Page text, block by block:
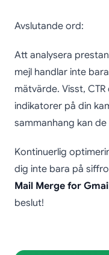
Avslutande ord:
Att analysera
mejl handlar inte
mätvärde. Visst,
indikatorer på din
sammanhang kan
Kontinuerlig
dig inte bara på
Mail Merge for
beslut!